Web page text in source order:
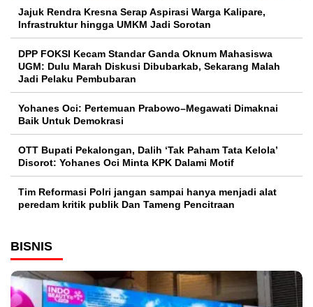
Jajuk Rendra Kresna Serap Aspirasi Warga Kalipare,
Infrastruktur hingga UMKM Jadi Sorotan
DPP FOKSI Kecam Standar Ganda Oknum Mahasiswa
UGM: Dulu Marah Diskusi Dibubarkab, Sekarang Malah
Jadi Pelaku Pembubaran
Yohanes Oci: Pertemuan Prabowo–Megawati Dimaknai
Baik Untuk Demokrasi
OTT Bupati Pekalongan, Dalih ‘Tak Paham Tata Kelola’
Disorot: Yohanes Oci Minta KPK Dalami Motif
Tim Reformasi Polri jangan sampai hanya menjadi alat
peredam kritik publik Dan Tameng Pencitraan
BISNIS